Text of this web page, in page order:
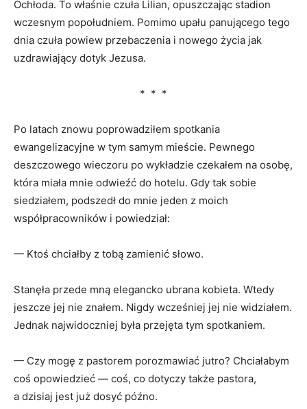
Ochłoda. To właśnie czuła Lilian, opuszczając stadion
wczesnym popołudniem. Pomimo upału panującego tego
dnia czuła powiew przebaczenia i nowego życia jak
uzdrawiający dotyk Jezusa.
* * *
Po latach znowu poprowadziłem spotkania
ewangelizacyjne w tym samym mieście. Pewnego
deszczowego wieczoru po wykładzie czekałem na osobę,
która miała mnie odwieźć do hotelu. Gdy tak sobie
siedziałem, podszedł do mnie jeden z moich
współpracowników i powiedział:
— Ktoś chciałby z tobą zamienić słowo.
Stanęła przede mną elegancko ubrana kobieta. Wtedy
jeszcze jej nie znałem. Nigdy wcześniej jej nie widziałem.
Jednak najwidoczniej była przejęta tym spotkaniem.
— Czy mogę z pastorem porozmawiać jutro? Chciałabym
coś opowiedzieć — coś, co dotyczy także pastora,
a dzisiaj jest już dosyć późno.